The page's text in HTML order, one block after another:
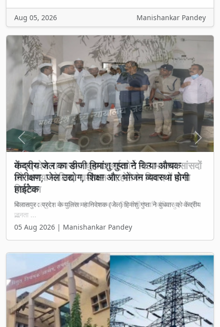
Aug 05, 2026 Manishankar Pandey
मध्यप्रदेश राज्यसभा चुनाव: हाईकोर्ट ने 3 भाजपा सांसदों
को थमाया नोटिस, नामांकन रद्द होने के विवाद में फंसा
निर्वाचन
भोपाल/जबलपुर। मध्यप्रदेश से राज्यसभा के लिए निर्विरोध निर्वाचित हुए भारतीय
जनता ...
05 Aug 2026 | Manishankar Pandey
Previous Next